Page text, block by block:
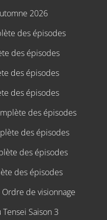
2026
des épisodes
des épisodes
des épisodes
des épisodes
des épisodes
des épisodes
des épisodes
des épisodes
de visionnage
Saison 3